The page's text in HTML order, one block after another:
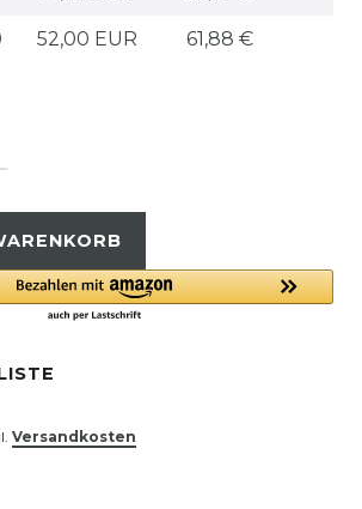
52,00 EUR 61,88 €
Versandkosten